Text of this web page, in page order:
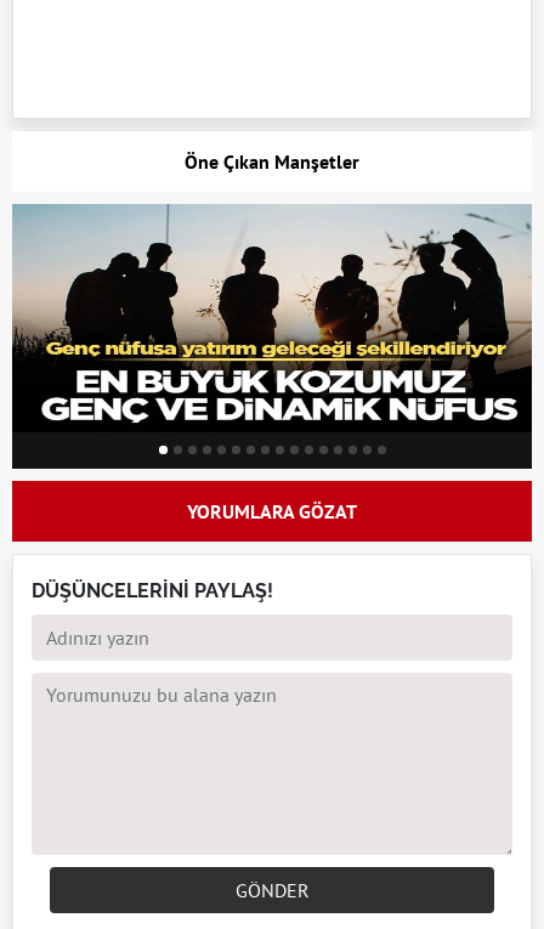
Öne Çıkan Manşetler
YORUMLARA GÖZAT
DÜŞÜNCELERİNİ PAYLAŞ!
GÖNDER